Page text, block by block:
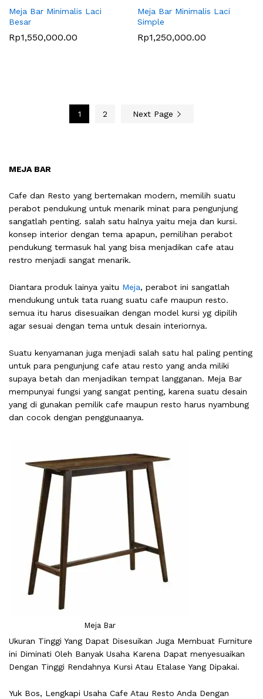
Meja Bar Minimalis Laci
Besar
Rp1,550,000.00
Meja Bar Minimalis Laci
Simple
Rp1,250,000.00
1 2 Next Page
MEJA BAR
Cafe dan Resto yang bertemakan modern, memilih suatu
perabot pendukung untuk menarik minat para pengunjung
sangatlah penting. salah satu halnya yaitu meja dan kursi.
konsep interior dengan tema apapun, pemilihan perabot
pendukung termasuk hal yang bisa menjadikan cafe atau
restro menjadi sangat menarik.
Diantara produk lainya yaitu Meja, perabot ini sangatlah
mendukung untuk tata ruang suatu cafe maupun resto.
semua itu harus disesuaikan dengan model kursi yg dipilih
agar sesuai dengan tema untuk desain interiornya.
Suatu kenyamanan juga menjadi salah satu hal paling penting
untuk para pengunjung cafe atau resto yang anda miliki
supaya betah dan menjadikan tempat langganan. Meja Bar
mempunyai fungsi yang sangat penting, karena suatu desain
yang di gunakan pemilik cafe maupun resto harus nyambung
dan cocok dengan penggunaanya.
Meja Bar
Ukuran Tinggi Yang Dapat Disesuikan Juga Membuat Furniture
ini Diminati Oleh Banyak Usaha Karena Dapat menyesuaikan
Dengan Tinggi Rendahnya Kursi Atau Etalase Yang Dipakai.
Yuk Bos, Lengkapi Usaha Cafe Atau Resto Anda Dengan